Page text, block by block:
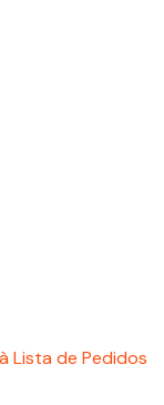
Lista de Pedidos